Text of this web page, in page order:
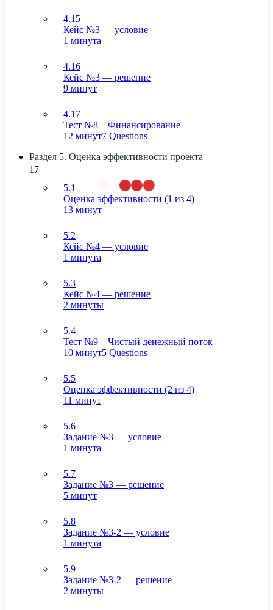
4.15
Кейс №3 — условие
1 минута
4.16
Кейс №3 — решение
9 минут
4.17
Тест №8 – Финансирование
12 минут7 Questions
Раздел 5. Оценка эффективности проекта
17
5.1
Оценка эффективности (1 из 4)
13 минут
5.2
Кейс №4 — условие
1 минута
5.3
Кейс №4 — решение
2 минуты
5.4
Тест №9 – Чистый денежный поток
10 минут5 Questions
5.5
Оценка эффективности (2 из 4)
11 минут
5.6
Задание №3 — условие
1 минута
5.7
Задание №3 — решение
5 минут
5.8
Задание №3-2 — условие
1 минута
5.9
Задание №3-2 — решение
2 минуты